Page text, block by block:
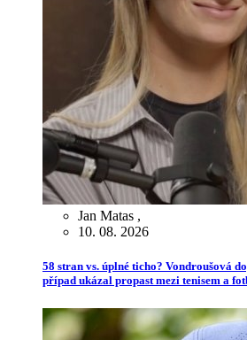
Jan Matas ,
10. 08. 2026
58 stran vs. úplné ticho? Vondroušová
případ ukázal propast mezi tenisem a